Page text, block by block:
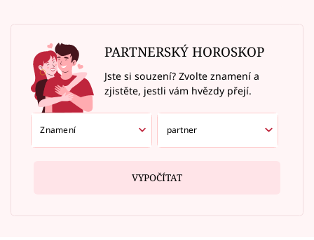
PARTNERSKÝ HOROSKOP
Jste si souzení? Zvolte znamení a
zjistěte, jestli vám hvězdy přejí.
VYPOČÍTAT